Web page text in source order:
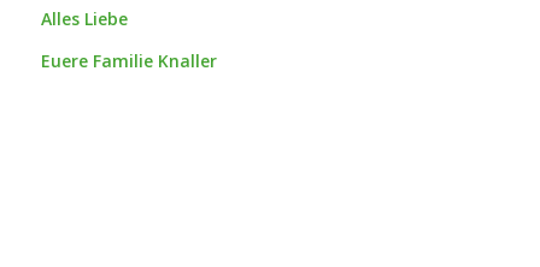
Alles Liebe
Euere Familie Knaller